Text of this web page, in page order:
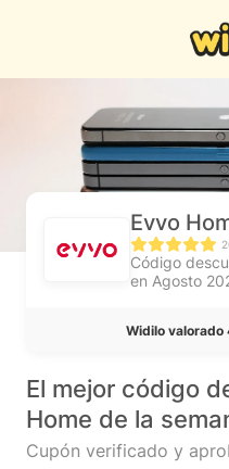
Evvo
Código
en Agosto
Widilo valorado
El mejor código
Home de la
Cupón verificado y